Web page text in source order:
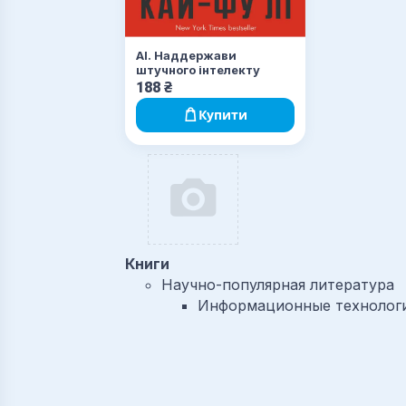
AI. Наддержави
штучного інтелекту
188 ₴
Купити
Книги
Научно-популярная литература
Информационные